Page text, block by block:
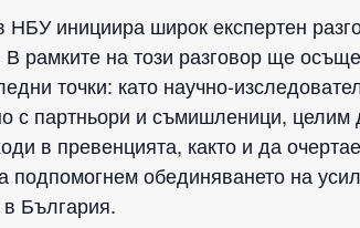
инициира широк експертен
рамките на този разговор ще
точки: като научно-
с партньори и съмишленици,
в превенцията, както и да
обединяването на
България.